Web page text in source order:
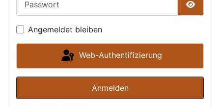
Angemeldet bleiben
Web-Authentifizierung
Anmelden